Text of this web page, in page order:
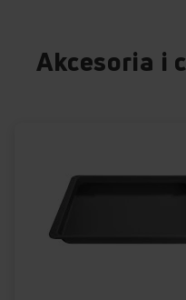
Akcesoria i